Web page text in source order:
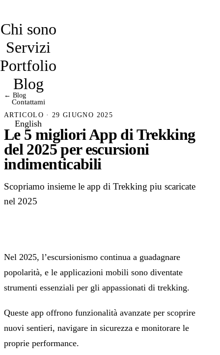
Chi sono
Servizi
Portfolio
Blog
Contattami
English
← Blog
ARTICOLO · 29 GIUGNO 2025
Le 5 migliori App di Trekking
del 2025 per escursioni
indimenticabili
Scopriamo insieme le app di Trekking piu scaricate
nel 2025
Nel 2025, l’escursionismo continua a guadagnare
popolarità, e le applicazioni mobili sono diventate
strumenti essenziali per gli appassionati di trekking.
Queste app offrono funzionalità avanzate per scoprire
nuovi sentieri, navigare in sicurezza e monitorare le
proprie performance.